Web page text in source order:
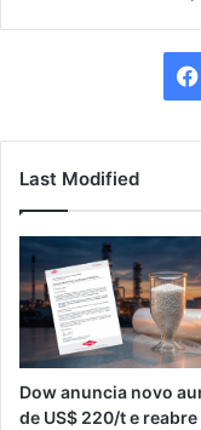
Last Modified
Dow anuncia novo
de US$ 220/t e